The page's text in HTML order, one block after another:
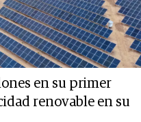
en su primer
renovable en su